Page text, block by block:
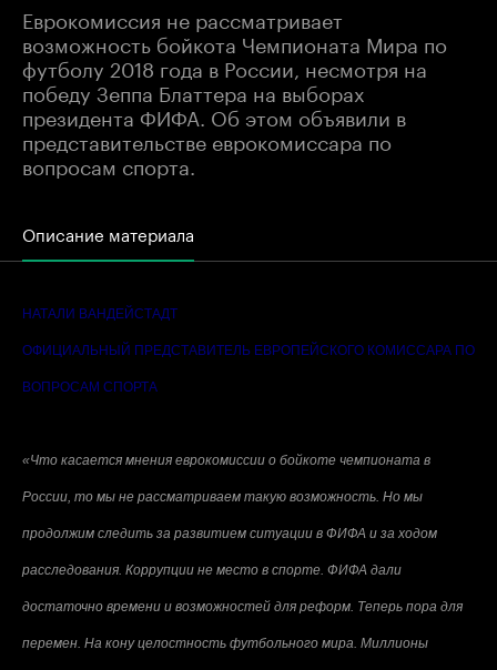
Еврокомиссия не рассматривает
возможность бойкота Чемпионата Мира по
футболу 2018 года в России, несмотря на
победу Зеппа Блаттера на выборах
президента ФИФА. Об этом объявили в
представительстве еврокомиссара по
вопросам спорта.
Описание материала
НАТАЛИ ВАНДЕЙСТАДТ
ОФИЦИАЛЬНЫЙ ПРЕДСТАВИТЕЛЬ ЕВРОПЕЙСКОГО КОМИССАРА ПО
ВОПРОСАМ СПОРТА
«Что касается мнения еврокомиссии о бойкоте чемпионата в
России, то мы не рассматриваем такую возможность. Но мы
продолжим следить за развитием ситуации в ФИФА и за ходом
расследования. Коррупции не место в спорте. ФИФА дали
достаточно времени и возможностей для реформ. Теперь пора для
перемен. На кону целостность футбольного мира. Миллионы